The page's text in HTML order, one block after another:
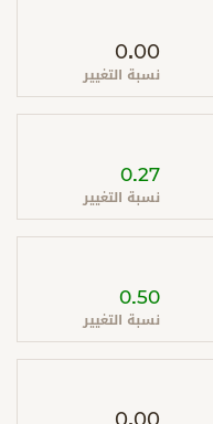
0.00
نسبة التغيير
0.27
نسبة التغيير
0.50
نسبة التغيير